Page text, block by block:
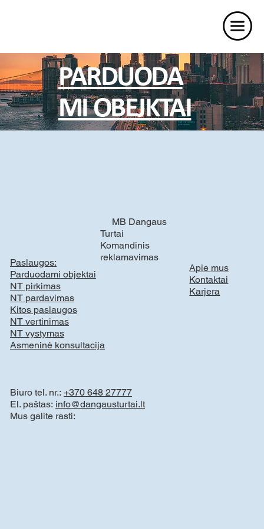
PARDUODA
MI OBEJKTAI
MB Dangaus
Turtai
Komandinis
reklamavimas
Paslaugos:
Parduodami objektai
NT pirkimas
NT pardavimas
Kitos paslaugos
NT vertinimas
NT vystymas
Asmeninė konsultacija
Apie mus
Kontaktai
Karjera
Biuro tel. nr.:+370 648 27777
El. paštas: info@dangausturtai.lt
Mus galite rasti: